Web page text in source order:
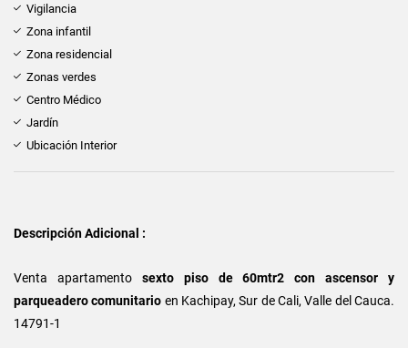
Vigilancia
Zona infantil
Zona residencial
Zonas verdes
Centro Médico
Jardín
Ubicación Interior
Descripción Adicional :
Venta apartamento sexto piso de 60mtr2 con ascensor y
parqueadero comunitario en Kachipay, Sur de Cali, Valle del Cauca.
14791-1